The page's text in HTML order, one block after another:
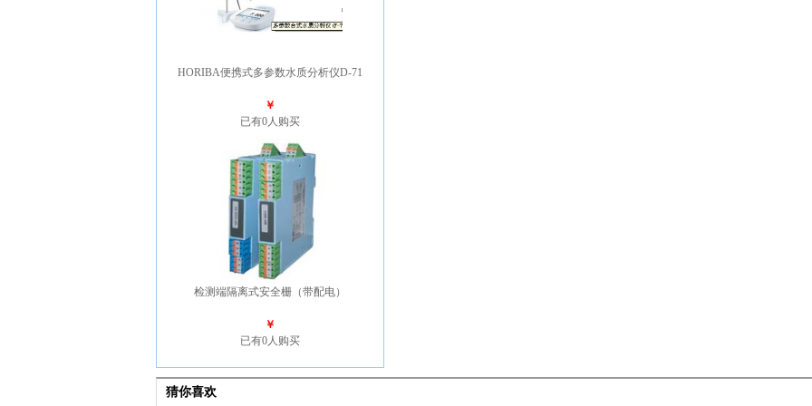
HORIBA便携式多参数水质分析仪D-71
￥
已有0人购买
检测端隔离式安全栅（带配电）
￥
已有0人购买
猜你喜欢